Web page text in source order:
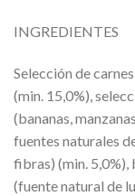
INGREDIENTES
Selección de
(min. 15,0%),
(bananas,
fuentes naturales
fibras) (min.
(fuente natural de